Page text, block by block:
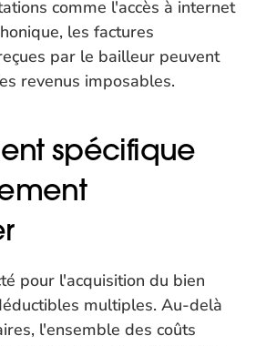
comme l'accès à internet
les factures
par le bailleur peuvent
revenus imposables.
spécifique
pour l'acquisition du bien
multiples. Au-delà
l'ensemble des coûts